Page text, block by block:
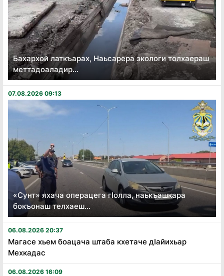
Бахархой латкъарах, Наьсарера экологи толхаераш
меттадоаладир...
07.08.2026 09:13
«Сунт» яхача операцега гӏолла, наькъашкара
бокъонаш телхаеш...
06.08.2026 20:37
Магасе хьем боацача штаба кхетаче дӏайихьар
Мехкадас
06.08.2026 16:09